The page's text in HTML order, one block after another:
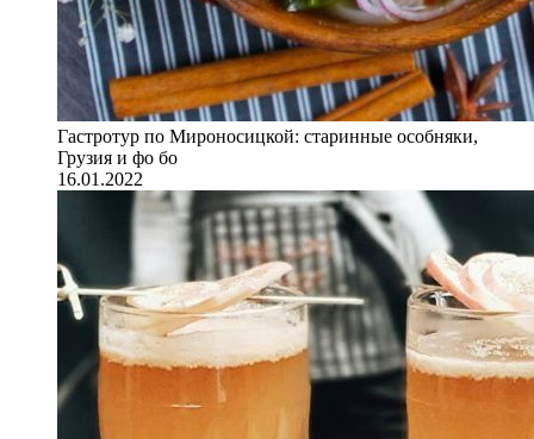
Гастротур по Мироносицкой: старинные особняки,
Грузия и фо бо
16.01.2022